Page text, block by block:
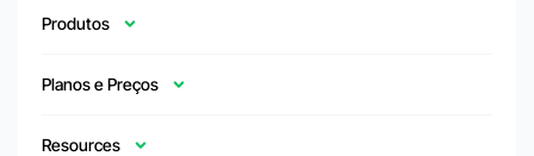
Produtos
Planos e Preços
Resources